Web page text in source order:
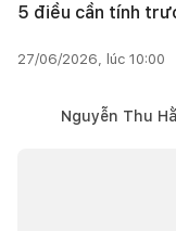
5 điều cần tính
27/06/2026, lúc 10:00
Nguyễn Thu